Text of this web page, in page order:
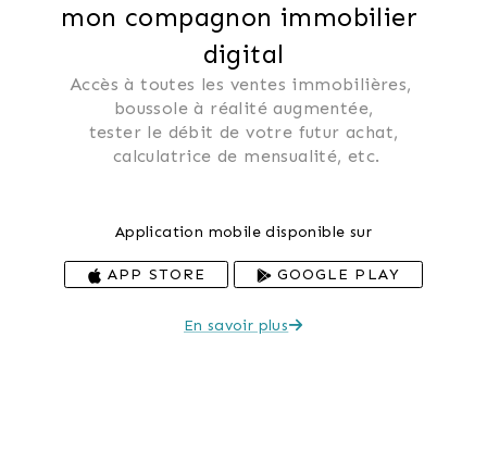
mon compagnon immobilier
digital
Accès à toutes les ventes immobilières,
boussole à réalité augmentée,
tester le débit de votre futur achat,
calculatrice de mensualité, etc.
Application mobile disponible sur
APP STORE GOOGLE PLAY
En savoir plus